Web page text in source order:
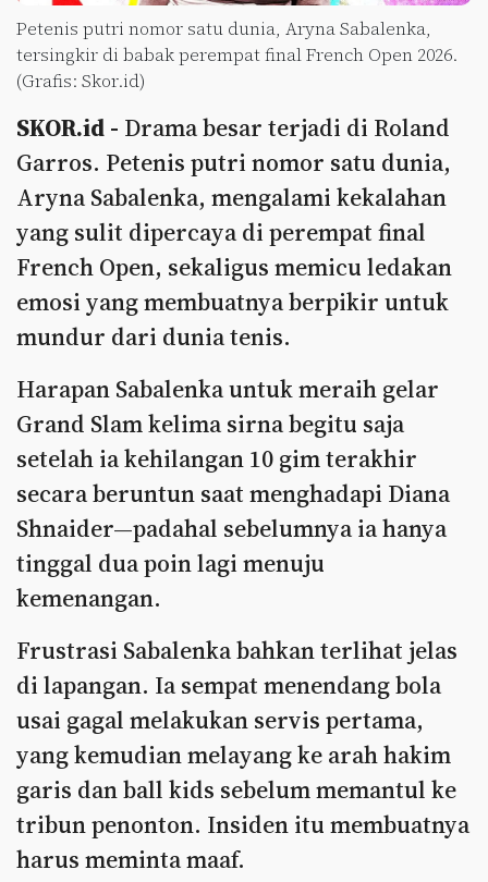
Petenis putri nomor satu dunia, Aryna Sabalenka,
tersingkir di babak perempat final French Open 2026.
(Grafis: Skor.id)
SKOR.id - Drama besar terjadi di Roland
Garros. Petenis putri nomor satu dunia,
Aryna Sabalenka, mengalami kekalahan
yang sulit dipercaya di perempat final
French Open, sekaligus memicu ledakan
emosi yang membuatnya berpikir untuk
mundur dari dunia tenis.
Harapan Sabalenka untuk meraih gelar
Grand Slam kelima sirna begitu saja
setelah ia kehilangan 10 gim terakhir
secara beruntun saat menghadapi Diana
Shnaider—padahal sebelumnya ia hanya
tinggal dua poin lagi menuju
kemenangan.
Frustrasi Sabalenka bahkan terlihat jelas
di lapangan. Ia sempat menendang bola
usai gagal melakukan servis pertama,
yang kemudian melayang ke arah hakim
garis dan ball kids sebelum memantul ke
tribun penonton. Insiden itu membuatnya
harus meminta maaf.